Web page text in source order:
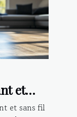
et
et sans fil